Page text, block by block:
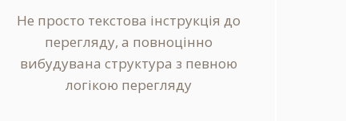
Не просто текстова інструкція до
перегляду, а повноцінно
вибудувана структура з певною
логікою перегляду